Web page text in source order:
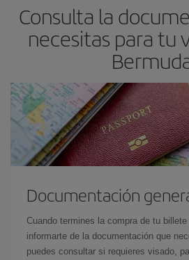
Consulta la
necesitas para tu
Documentación
Cuando termines la compra de tu
informarte de la documentación que
puedes consultar si requieres visado,